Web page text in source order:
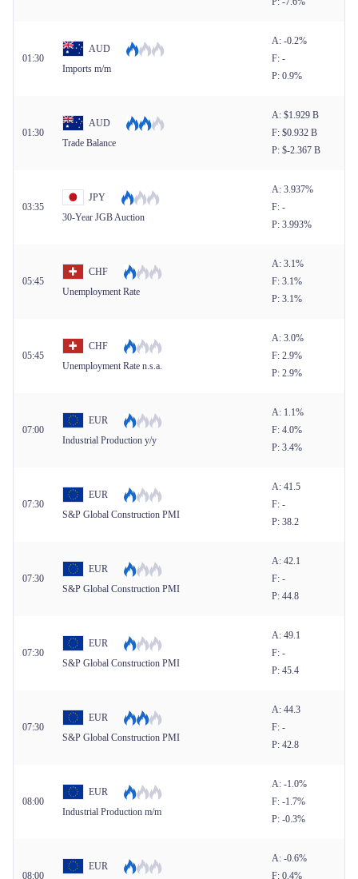
01:30
AUD
Imports m/m
A: -0.2%
F: -
P: 0.9%
01:30
AUD
Trade Balance
A: $​1.929 B
F: $​0.932 B
P: $​-2.367 B
03:35
JPY
30-Year JGB Auction
A: 3.937%
F: -
P: 3.993%
05:45
CHF
Unemployment Rate
A: 3.1%
F: 3.1%
P: 3.1%
05:45
CHF
Unemployment Rate n.s.a.
A: 3.0%
F: 2.9%
P: 2.9%
07:00
EUR
Industrial Production y/y
A: 1.1%
F: 4.0%
P: 3.4%
07:30
EUR
S&P Global Construction PMI
A: 41.5
F: -
P: 38.2
07:30
EUR
S&P Global Construction PMI
A: 42.1
F: -
P: 44.8
07:30
EUR
S&P Global Construction PMI
A: 49.1
F: -
P: 45.4
07:30
EUR
S&P Global Construction PMI
A: 44.3
F: -
P: 42.8
08:00
EUR
Industrial Production m/m
A: -1.0%
F: -1.7%
P: -0.3%
08:00
EUR
A: -0.6%
F: 0.4%